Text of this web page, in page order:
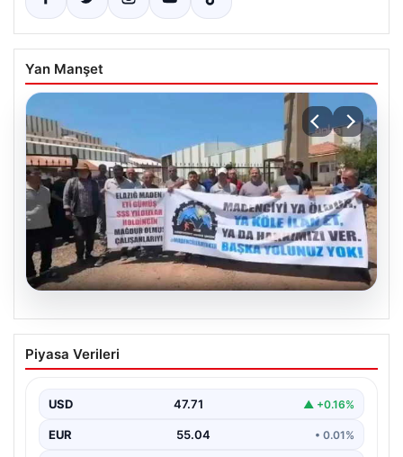
Yan Manşet
06.08.2026
Bağımsız Maden-İş: ‘Verilen sözler
tutulmadı, pazartesi Ankara’dayız’
Piyasa Verileri
USD 47.71 ▲ +0.16%
EUR 55.04 • 0.01%